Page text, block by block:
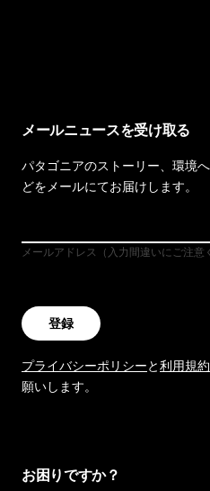
メールニュースを受け取る
パタゴニアのストーリー、環境
どをメールにてお届けします。
メールアドレス（入力間違いにご注意
登録
プライバシーポリシーと利用規約
願いします。
お困りですか？